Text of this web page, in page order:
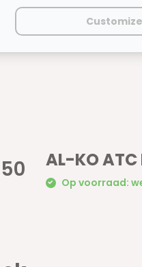
dit product..
AL-KO
Op voorraad:
Customize